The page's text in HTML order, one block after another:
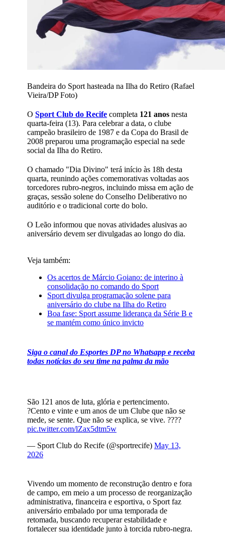
Bandeira do Sport hasteada na Ilha do Retiro (Rafael
Vieira/DP Foto)
O Sport Club do Recife completa 121 anos nesta
quarta-feira (13). Para celebrar a data, o clube
campeão brasileiro de 1987 e da Copa do Brasil de
2008 preparou uma programação especial na sede
social da Ilha do Retiro.
O chamado "Dia Divino" terá início às 18h desta
quarta, reunindo ações comemorativas voltadas aos
torcedores rubro-negros, incluindo missa em ação de
graças, sessão solene do Conselho Deliberativo no
auditório e o tradicional corte do bolo.
O Leão informou que novas atividades alusivas ao
aniversário devem ser divulgadas ao longo do dia.
Veja também:
Os acertos de Márcio Goiano: de interino à
consolidação no comando do Sport
Sport divulga programação solene para
aniversário do clube na Ilha do Retiro
Boa fase: Sport assume liderança da Série B e
se mantém como único invicto
Siga o canal do Esportes DP no Whatsapp e receba
todas notícias do seu time na palma da mão
São 121 anos de luta, glória e pertencimento.
?Cento e vinte e um anos de um Clube que não se
mede, se sente. Que não se explica, se vive. ????
pic.twitter.com/lZax5dtm5w
— Sport Club do Recife (@sportrecife) May 13,
2026
Vivendo um momento de reconstrução dentro e fora
de campo, em meio a um processo de reorganização
administrativa, financeira e esportiva, o Sport faz
aniversário embalado por uma temporada de
retomada, buscando recuperar estabilidade e
fortalecer sua identidade junto à torcida rubro-negra.